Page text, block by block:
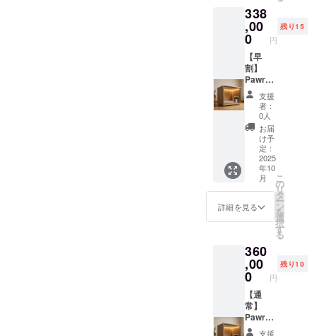
置推
奨。換
気扇・
窓付き
で通気
性も確
保。入
口ドア
はロッ
ク可
能。 ・
取扱説
明書の
有無・
対応言
語：あ
り / 日本
語 ・保
証の有
無、保
用条
件、保
証期間
あり。
通常使
用によ
る初期
不良は
造部
分）、
防音吸
音材、
ポリエ
ステル
（内
装）、
ステン
レス
（金具
部品）
・使用
方法：
防音・
快適空
間を提
供する
犬小屋
です。
置推
奨。換
気扇・
窓付き
で通気
性も確
保。入
口ドア
本 ・法
人名：
株式会
社
SALVAT
ORE 2.
商品概
要につ
いて ・
商品サ
イズ/重
量：横
70cm×
50cm×
奥行き
55cm
40kg
・素
材：木
造部
分）、
防音吸
音材、
ポリエ
ステル
（内
装）、
カーを
ご提供
しま
す。 ・
カラー
展開：
白, 黒，
グレー
・商品
ステッ
カーサ
イズ：
7.5cm×
7.5cm
1. 本商
品の
メー
カー情
報 ・
メー
在地
（国）
： 日本
・製造
国： 日
本 ・法
人名：
株式会
338
,00
0 円
残り15
【早
割】
Pawrad
iseレ
ギュ
ラーサ
イズ×ス
テッ
カー ・
Pawrad
iseレ
ギュ
ラーサ
イズと
オリジ
ナルス
カーを
ご提供
しま
す。 ・
カラー
展開：
白, 黒，
グレー
支援
者：
0人
お届
け予
定：
2025
年10
月
詳細を見る
こ
の
リ
タ
ー
ン
を
選
択
す
る
360
,00
0 円
残り10
【通
常】
Pawrad
iseレ支援